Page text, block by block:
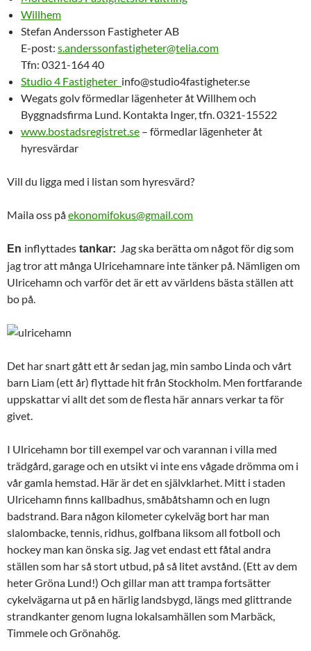
Willhem
Stefan Andersson Fastigheter AB
E-post: s.anderssonfastigheter@telia.com
Tfn: 0321-164 40
Studio 4 Fastigheter info@studio4fastigheter.se
Wegats golv förmedlar lägenheter åt Willhem och
Byggnadsfirma Lund. Kontakta Inger, tfn. 0321-15522
www.bostadsregistret.se – förmedlar lägenheter åt
hyresvärdar
Vill du ligga med i listan som hyresvärd?
Maila oss påekonomifokus@gmail.com
En inflyttades tankar: Jag ska berätta om något för dig som
jag tror att många Ulricehamnare inte tänker på. Nämligen om
Ulricehamn och varför det är ett av världens bästa ställen att
bo på.
Det har snart gått ett år sedan jag, min sambo Linda och vårt
barn Liam (ett år) flyttade hit från Stockholm. Men fortfarande
uppskattar vi allt det som de flesta här annars verkar ta för
givet.
I Ulricehamn bor till exempel var och varannan i villa med
trädgård, garage och en utsikt vi inte ens vågade drömma om i
vår gamla hemstad. Här är det en självklarhet. Mitt i staden
Ulricehamn finns kallbadhus, småbåtshamn och en lugn
badstrand. Bara någon kilometer cykelväg bort har man
slalombacke, tennis, ridhus, golfbana liksom all fotboll och
hockey man kan önska sig. Jag vet endast ett fåtal andra
ställen som har så stort utbud, på så litet avstånd. (Ett av dem
heter Gröna Lund!) Och gillar man att trampa fortsätter
cykelvägarna ut på en härlig landsbygd, längs med glittrande
strandkanter genom lugna lokalsamhällen som Marbäck,
Timmele och Grönahög.